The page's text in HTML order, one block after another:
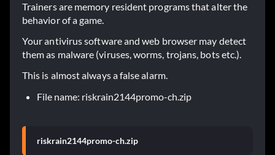
Trainers are memory resident programs that alter the
behavior of a game.
Your antivirus software and web browser may detect
them as malware (viruses, worms, trojans, bots etc.).
This is almost always a false alarm.
File name: riskrain2144promo-ch.zip
riskrain2144promo-ch.zip